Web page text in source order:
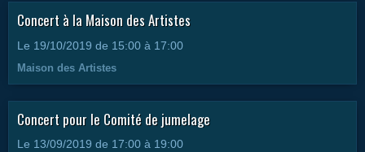
Concert à la Maison des Artistes
Le 19/10/2019 de 15:00 à 17:00
Maison des Artistes
Concert pour le Comité de jumelage
Le 13/09/2019 de 17:00 à 19:00